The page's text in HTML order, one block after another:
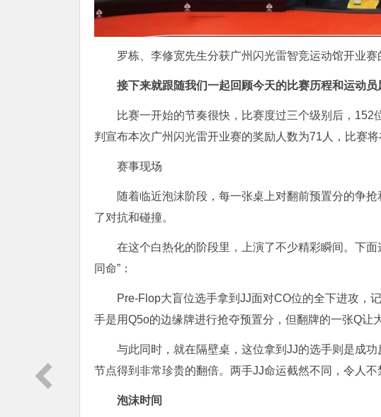
罗栋、李修宽先生分获广州闪光雷智竞运动馆开业
接下来就跟随我们一起回顾今天的比赛历程和运动员
比赛一开始的节奏很快，比赛度过三个级别后，
判宣布本次广州闪光雷开业赛的奖励人数为71人，比赛
赛事现场
随着临近泡沫阶段，每一张桌上对翻前预置分的争
了对抗和碰撞。
在这个白热化的阶段里，上演了不少精彩瞬间。下
同命”：
Pre-Flop大盲位选手拿到JJ面对CO位的全下进攻，
手是用Q5o的边缘牌进行抢夺预置分，但翻牌的一张Q让
与此同时，就在隔壁桌，这位拿到JJ的选手则是成
节点得到非常珍贵的翻倍。两手JJ命运截然不同，令人
泡沫时间